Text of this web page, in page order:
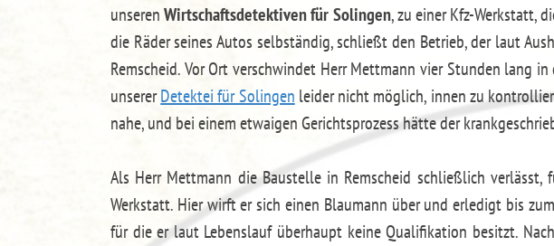
unserenWirtschaftsdetektiven für Solingen, zu einer Kfz-Werkstatt,
die Räder seines Autos selbständig, schließt den Betrieb, der laut
Remscheid. Vor Ort verschwindet Herr Mettmann vier Stunden lang
unsererDetektei für Solingen leider nicht möglich, innen zu
nahe, und bei einem etwaigen Gerichtsprozess hätte der
Als Herr Mettmann die Baustelle in Remscheid schließlich
Werkstatt. Hier wirft er sich einen Blaumann über und erledigt bis
für die er laut Lebenslauf überhaupt keine Qualifikation besitzt.